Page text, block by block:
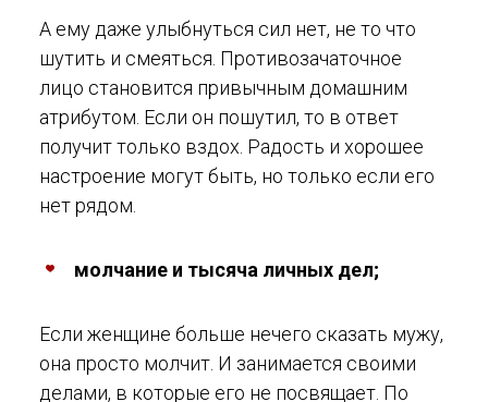
А ему даже улыбнуться сил нет, не то что
шутить и смеяться. Противозачаточное
лицо становится привычным домашним
атрибутом. Если он пошутил, то в ответ
получит только вздох. Радость и хорошее
настроение могут быть, но только если его
нет рядом.
молчание и тысяча личных дел;
Если женщине больше нечего сказать мужу,
она просто молчит. И занимается своими
делами, в которые его не посвящает. По